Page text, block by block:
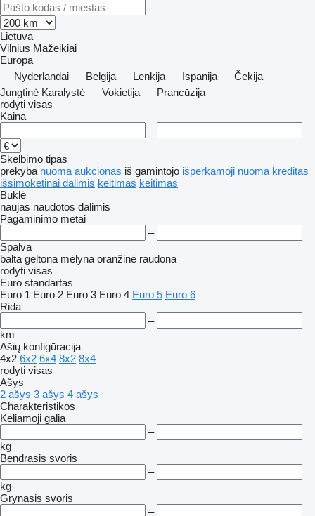
Lietuva
Vilnius Mažeikiai
Europa
Nyderlandai
Belgija Lenkija Ispanija
Čekija
Jungtinė Karalystė
Vokietija
Prancūzija
rodyti visas
Kaina
–
Skelbimo tipas
prekyba nuoma aukcionas iš gamintojo išperkamoji nuoma kreditas
išsimokėtinai dalimis keitimas keitimas
Būklė
naujas naudotos dalimis
Pagaminimo metai
–
Spalva
balta geltona mėlyna oranžinė raudona
rodyti visas
Euro standartas
Euro 1 Euro 2 Euro 3 Euro 4 Euro 5 Euro 6
Rida
–
km
Ašių konfigūracija
4x2 6x2 6x4 8x2 8x4
rodyti visas
Ašys
2 ašys 3 ašys 4 ašys
Charakteristikos
Keliamoji galia
–
kg
Bendrasis svoris
–
kg
Grynasis svoris
–